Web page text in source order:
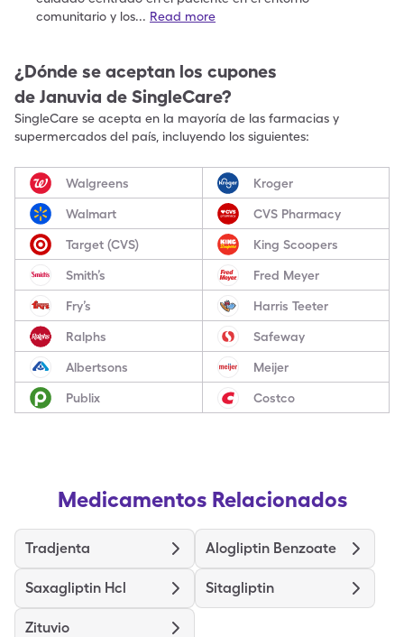
comunitario y los... Read more
¿Dónde se aceptan los cupones
de Januvia de SingleCare?
SingleCare se acepta en la mayoría de las farmacias y
supermercados del país, incluyendo los siguientes:
Walgreens Kroger
Walmart CVS Pharmacy
Target (CVS) King Scoopers
Smith’s Fred Meyer
Fry’s Harris Teeter
Ralphs Safeway
Albertsons Meijer
Publix Costco
Medicamentos Relacionados
Tradjenta Alogliptin Benzoate
Saxagliptin Hcl Sitagliptin
Zituvio